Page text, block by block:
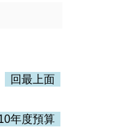
回最上面
年度預算